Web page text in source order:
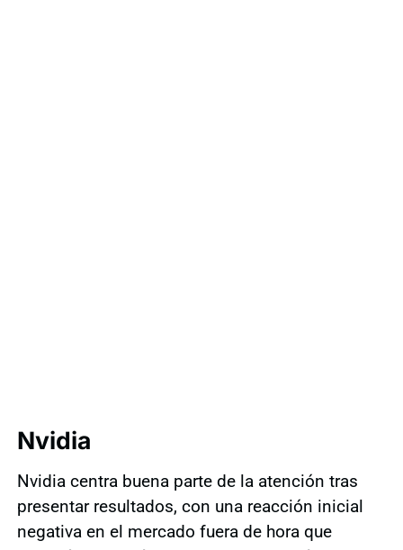
Nvidia
Nvidia centra buena parte de la atención tras
presentar resultados, con una reacción inicial
negativa en el mercado fuera de hora que